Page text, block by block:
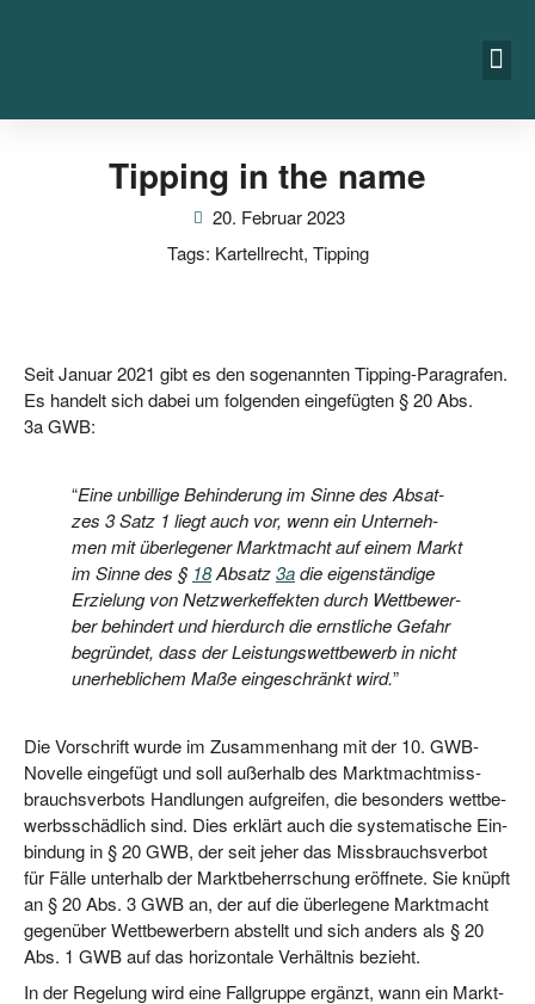
Tipping in the name
20. Februar 2023
Tags: Kartellrecht, Tipping
Seit Janu­ar 2021 gibt es den soge­nann­ten Tip­ping-Para­gra­fen.
Es han­delt sich dabei um fol­gen­den ein­ge­füg­ten § 20 Abs.
3a GWB:
“Eine unbil­li­ge Behin­de­rung im Sin­ne des Absat­
zes 3 Satz 1 liegt auch vor, wenn ein Unter­neh­
men mit über­le­ge­ner Markt­macht auf einem Markt
im Sin­ne des § 18Absatz3adie eigen­stän­di­ge
Erzie­lung von Netz­werk­ef­fek­ten durch Wett­be­wer­
ber behin­dert und hier­durch die ernst­li­che Gefahr
begrün­det, dass der Leis­tungs­wett­be­werb in nicht
uner­heb­li­chem Maße ein­ge­schränkt wird.”
Die Vor­schrift wur­de im Zusam­men­hang mit der 10. GWB-
Novel­le ein­ge­fügt und soll außer­halb des Markt­macht­miss­
brauchs­ver­bots Hand­lun­gen auf­grei­fen, die beson­ders wett­be­
werbs­schäd­lich sind. Dies erklärt auch die sys­te­ma­ti­sche Ein­
bin­dung in § 20 GWB, der seit jeher das Miss­brauchs­ver­bot
für Fäl­le unter­halb der Markt­be­herr­schung eröff­ne­te. Sie knüpft
an § 20 Abs. 3 GWB an, der auf die über­le­ge­ne Markt­macht
gegen­über Wett­be­wer­bern abstellt und sich anders als § 20
Abs. 1 GWB auf das hori­zon­ta­le Ver­hält­nis bezieht.
In der Rege­lung wird eine Fall­grup­pe ergänzt, wann ein Markt­